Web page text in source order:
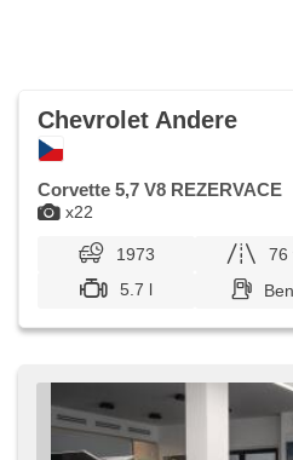
x22
Chevrolet Andere
Corvette 5,7 V8 REZERVACE
1973
76
5.7 l